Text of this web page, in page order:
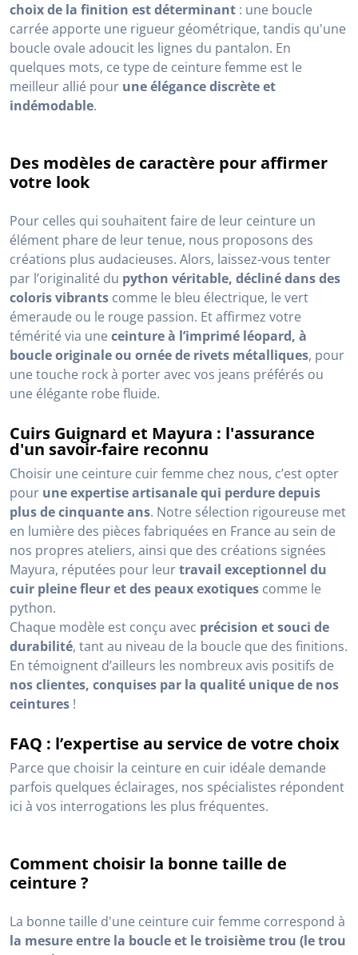
choix de la finition est déterminant : une boucle
carrée apporte une rigueur géométrique, tandis qu'une
boucle ovale adoucit les lignes du pantalon. En
quelques mots, ce type de ceinture femme est le
meilleur allié pour une élégance discrète et
indémodable.
Des modèles de caractère pour affirmer
votre look
Pour celles qui souhaitent faire de leur ceinture un
élément phare de leur tenue, nous proposons des
créations plus audacieuses. Alors, laissez-vous tenter
par l’originalité du python véritable, décliné dans des
coloris vibrants comme le bleu électrique, le vert
émeraude ou le rouge passion. Et affirmez votre
témérité via uneceinture à l’imprimé léopard, à
boucle originale ou ornée de rivets métalliques, pour
une touche rock à porter avec vos jeans préférés ou
une élégante robe fluide.
Cuirs Guignard et Mayura : l'assurance
d'un savoir-faire reconnu
Choisir une ceinture cuir femme chez nous, c’est opter
pour une expertise artisanale qui perdure depuis
plus de cinquante ans. Notre sélection rigoureuse met
en lumière des pièces fabriquées en France au sein de
nos propres ateliers, ainsi que des créations signées
Mayura, réputées pour leurtravail exceptionnel du
cuir pleine fleur et des peaux exotiques comme le
python.
Chaque modèle est conçu avec précision et souci de
durabilité, tant au niveau de la boucle que des finitions.
En témoignent d’ailleurs les nombreux avis positifs de
nos clientes, conquises par la qualité unique de nos
ceintures !
FAQ : l’expertise au service de votre choix
Parce que choisir la ceinture en cuir idéale demande
parfois quelques éclairages, nos spécialistes répondent
ici à vos interrogations les plus fréquentes.
Comment choisir la bonne taille de
ceinture ?
La bonne taille d'une ceinture cuir femme correspond à
la mesure entre la boucle et le troisième trou (le trou